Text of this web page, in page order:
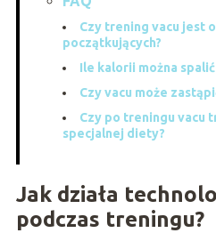
Czy trening vacu jest
początkujących?
Ile kalorii można
Czy vacu może
Czy po treningu vacu
specjalnej diety?
Jak działa
podczas treningu?